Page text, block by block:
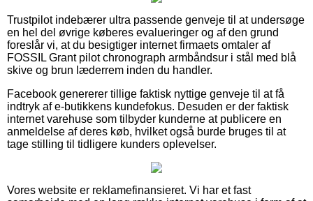
Trustpilot indebærer ultra passende genveje til at undersøge
en hel del øvrige køberes evalueringer og af den grund
foreslår vi, at du besigtiger internet firmaets omtaler af
FOSSIL Grant pilot chronograph armbåndsur i stål med blå
skive og brun læderrem inden du handler.
Facebook genererer tillige faktisk nyttige genveje til at få
indtryk af e-butikkens kundefokus. Desuden er der faktisk
internet varehuse som tilbyder kunderne at publicere en
anmeldelse af deres køb, hvilket også burde bruges til at
tage stilling til tidligere kunders oplevelser.
Vores website er reklamefinansieret. Vi har et fast